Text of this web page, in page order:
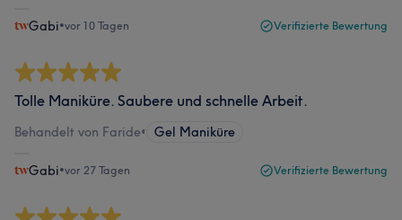
Gabi•vor 10 Tagen Verifizierte Bewertung
Tolle Maniküre. Saubere und schnelle Arbeit.
Behandelt von Faride• Gel Maniküre
Gabi•vor 27 Tagen Verifizierte Bewertung